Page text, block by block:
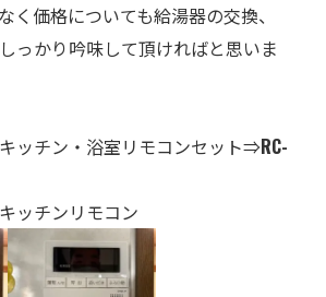
く価格についても給湯器の交換、
っかり吟味して頂ければと思いま
ッチン・ 浴室リモコンセット⇒RC-
ッチンリモコン